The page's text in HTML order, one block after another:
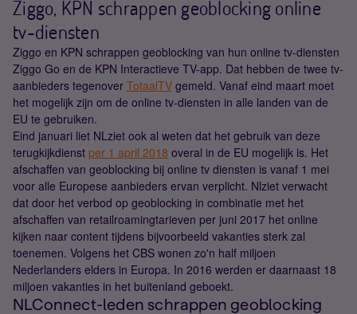
Ziggo, KPN schrappen geoblocking online
tv-diensten
Ziggo en KPN schrappen geoblocking van hun online tv-diensten
Ziggo Go en de KPN Interactieve TV-app. Dat hebben de twee tv-
aanbieders tegenover TotaalTV gemeld. Vanaf eind maart moet
het mogelijk zijn om de online tv-diensten in alle landen van de
EU te gebruiken.
Eind januari liet NLziet ook al weten dat het gebruik van deze
terugkijkdienst per 1 april 2018 overal in de EU mogelijk is. Het
afschaffen van geoblocking bij online tv diensten is vanaf 1 mei
voor alle Europese aanbieders ervan verplicht. Nlziet verwacht
dat door het verbod op geoblocking in combinatie met het
afschaffen van retailroamingtarieven per juni 2017 het online
kijken naar content tijdens bijvoorbeeld vakanties sterk zal
toenemen. Volgens het CBS wonen zo'n half miljoen
Nederlanders elders in Europa. In 2016 werden er daarnaast 18
miljoen vakanties in het buitenland geboekt.
NLConnect-leden schrappen geoblocking